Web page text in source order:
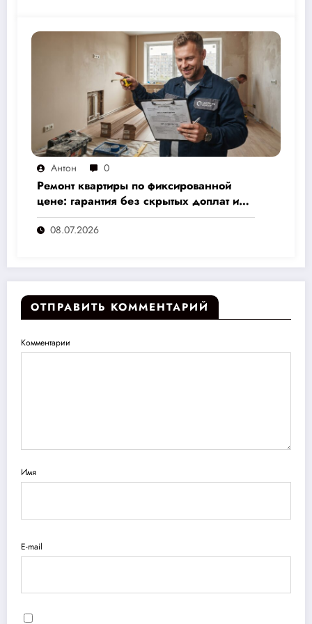
Антон 0
Ремонт квартиры по фиксированной
цене: гарантия без скрытых доплат и
переплат
08.07.2026
ОТПРАВИТЬ КОММЕНТАРИЙ
Комментарии
Имя
E-mail